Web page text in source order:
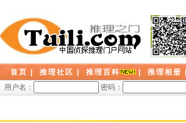
首页 推理社区 推理百科 推理相册
用户名：
密码：